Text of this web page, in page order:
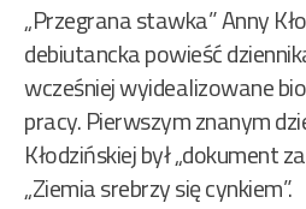
„Przegrana stawka” Anny
debiutancka powieść
wcześniej wyidealizowane
pracy. Pierwszym znanym
Kłodzińskiej był „dokument
„Ziemia srebrzy się cynkiem”.